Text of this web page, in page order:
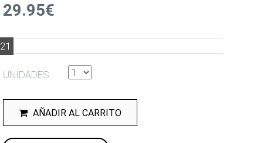
29.95€
21
UNIDADES
AÑADIR AL CARRITO